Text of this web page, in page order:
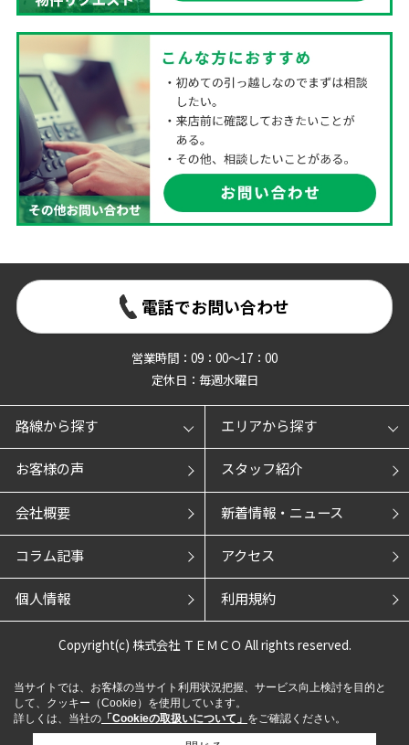
電話でお問い合わせ
営業時間：09：00～17：00
定休日：毎週水曜日
路線から探す エリアから探す
お客様の声 スタッフ紹介
会社概要 新着情報・ニュース
コラム記事 アクセス
個人情報 利用規約
Copyright(c) 株式会社 ＴＥＭＣＯ All rights reserved.
当サイトでは、お客様の当サイト利用状況把握、サービス向上検討を目的と
して、クッキー（Cookie）を使用しています。
詳しくは、当社の 「Cookieの取扱いについて」 をご確認ください。